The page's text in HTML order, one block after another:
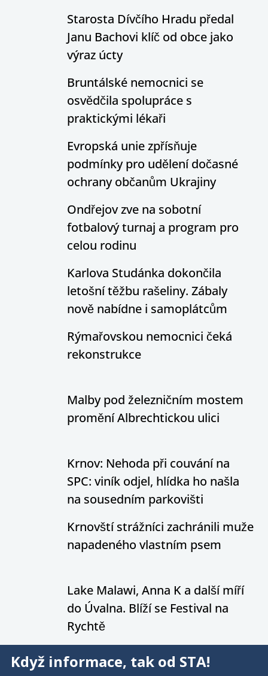
Starosta Dívčího Hradu předal
Janu Bachovi klíč od obce jako
výraz úcty
Bruntálské nemocnici se
osvědčila spolupráce s
praktickými lékaři
Evropská unie zpřísňuje
podmínky pro udělení dočasné
ochrany občanům Ukrajiny
Ondřejov zve na sobotní
fotbalový turnaj a program pro
celou rodinu
Karlova Studánka dokončila
letošní těžbu rašeliny. Zábaly
nově nabídne i samoplátcům
Rýmařovskou nemocnici čeká
rekonstrukce
Malby pod železničním mostem
promění Albrechtickou ulici
Krnov: Nehoda při couvání na
SPC: viník odjel, hlídka ho našla
na sousedním parkovišti
Krnovští strážníci zachránili muže
napadeného vlastním psem
Lake Malawi, Anna K a další míří
do Úvalna. Blíží se Festival na
Rychtě
Když informace, tak od STA!